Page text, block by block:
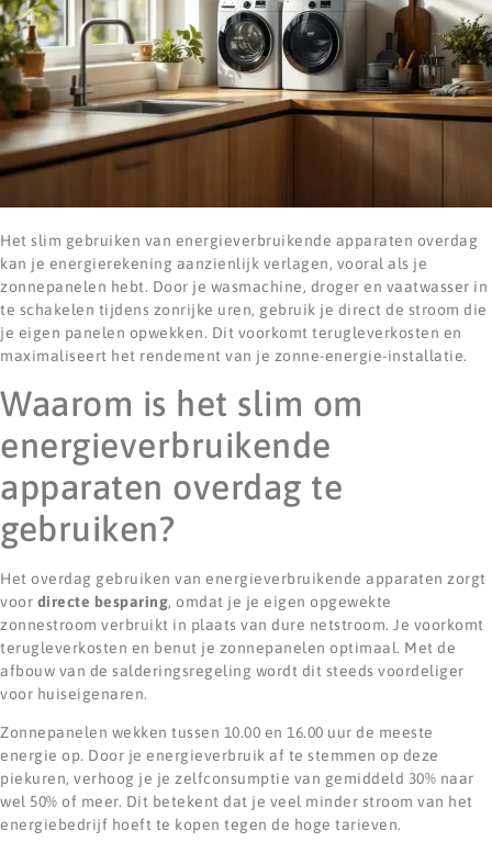
Het slim gebruiken van energieverbruikende apparaten overdag
kan je energierekening aanzienlijk verlagen, vooral als je
zonnepanelen hebt. Door je wasmachine, droger en vaatwasser in
te schakelen tijdens zonrijke uren, gebruik je direct de stroom die
je eigen panelen opwekken. Dit voorkomt terugleverkosten en
maximaliseert het rendement van je zonne-energie-installatie.
Waarom is het slim om
energieverbruikende
apparaten overdag te
gebruiken?
Het overdag gebruiken van energieverbruikende apparaten zorgt
voor directe besparing, omdat je je eigen opgewekte
zonnestroom verbruikt in plaats van dure netstroom. Je voorkomt
terugleverkosten en benut je zonnepanelen optimaal. Met de
afbouw van de salderingsregeling wordt dit steeds voordeliger
voor huiseigenaren.
Zonnepanelen wekken tussen 10.00 en 16.00 uur de meeste
energie op. Door je energieverbruik af te stemmen op deze
piekuren, verhoog je je zelfconsumptie van gemiddeld 30% naar
wel 50% of meer. Dit betekent dat je veel minder stroom van het
energiebedrijf hoeft te kopen tegen de hoge tarieven.